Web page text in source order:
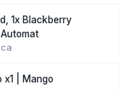
1x Blackberry
x1 | Mango